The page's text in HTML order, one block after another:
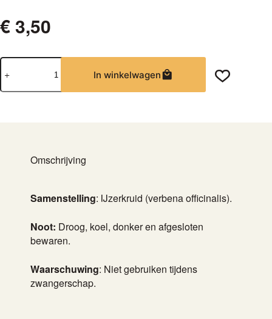
€ 3,50
IJzerkruid
aantal
In winkelwagen
Omschrijving
Samenstelling: IJzerkruid (verbena officinalis).
Noot: Droog, koel, donker en afgesloten
bewaren.
Waarschuwing: Niet gebruiken tijdens
zwangerschap.